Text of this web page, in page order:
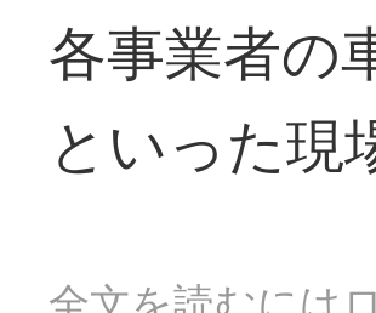
各事業者の
といった現